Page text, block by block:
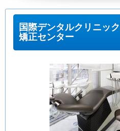
国際デンタルクリニッ
矯正センター